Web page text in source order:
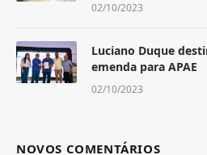
02/10/2023
Luciano Duque
emenda para APAE
02/10/2023
NOVOS COMENTÁRIOS